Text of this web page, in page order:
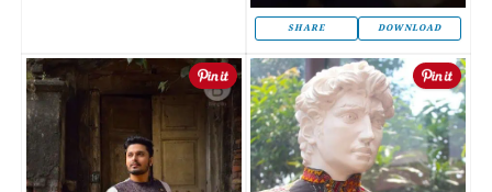
SHARE DOWNLOAD